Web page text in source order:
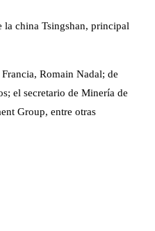
la china Tsingshan, principal
Romain Nadal; de
el secretario de Minería de
Group, entre otras